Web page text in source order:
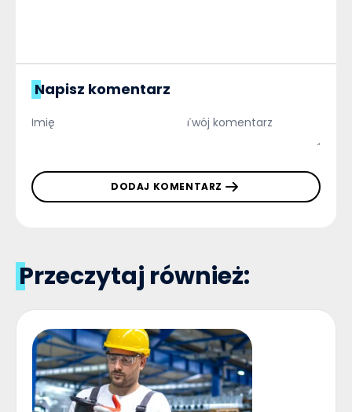
Napisz komentarz
DODAJ KOMENTARZ
Przeczytaj również: